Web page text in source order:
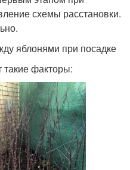
схемы расстановки.
яблонями при посадке
факторы: